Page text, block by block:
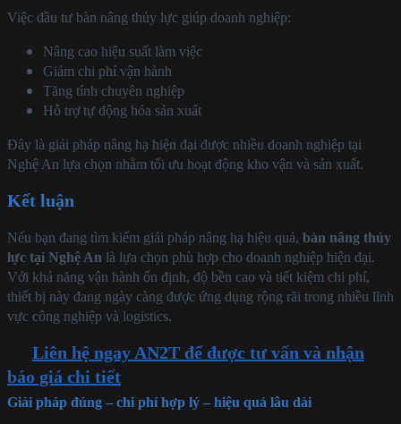
Việc đầu tư bàn nâng thủy lực giúp doanh nghiệp:
Nâng cao hiệu suất làm việc
Giảm chi phí vận hành
Tăng tính chuyên nghiệp
Hỗ trợ tự động hóa sản xuất
Đây là giải pháp nâng hạ hiện đại được nhiều doanh nghiệp tại
Nghệ An lựa chọn nhằm tối ưu hoạt động kho vận và sản xuất.
Kết luận
Nếu bạn đang tìm kiếm giải pháp nâng hạ hiệu quả, bàn nâng thủy
lực tại Nghệ An là lựa chọn phù hợp cho doanh nghiệp hiện đại.
Với khả năng vận hành ổn định, độ bền cao và tiết kiệm chi phí,
thiết bị này đang ngày càng được ứng dụng rộng rãi trong nhiều lĩnh
vực công nghiệp và logistics.
Liên hệ ngay AN2T để được tư vấn và nhận
báo giá chi tiết
Giải pháp đúng – chi phí hợp lý – hiệu quả lâu dài